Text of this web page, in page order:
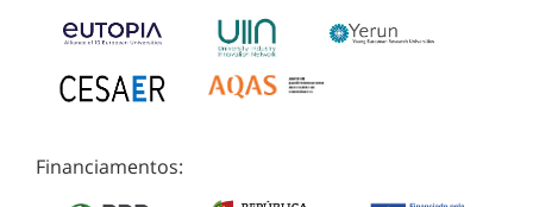
Financiamentos: